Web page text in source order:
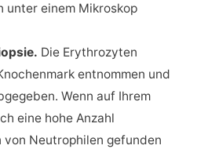
unter einem Mikroskop
Die Erythrozyten
entnommen und
Wenn auf Ihrem
eine hohe Anzahl
Neutrophilen gefunden